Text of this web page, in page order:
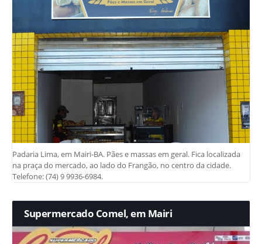
Padaria Lima, em Mairi-BA. Pães e massas em geral. Fica localizada
na praça do mercado, ao lado do Frangão, no centro da cidade.
Telefone: (74) 9 9936-6984.
Supermercado Comel, em Mairi